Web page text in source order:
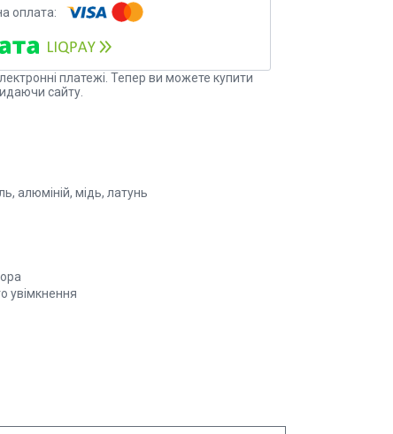
платежі. Тепер ви можете купити
сайту.
алюміній, мідь, латунь
увімкнення